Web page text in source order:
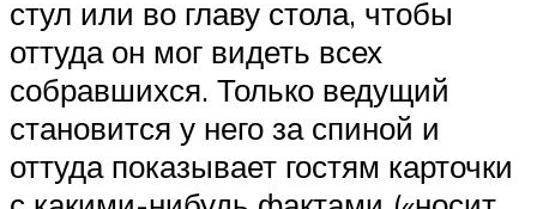
стул или во главу стола, чтобы
оттуда он мог видеть всех
собравшихся. Только ведущий
становится у него за спиной и
оттуда показывает гостям карточки